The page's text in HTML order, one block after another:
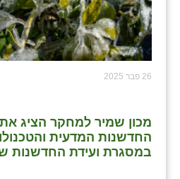
26 פבר 2025
מכון שמיר למחקר הציג את
החדשנות המדעית
במסגרת ועידת החדשנות של